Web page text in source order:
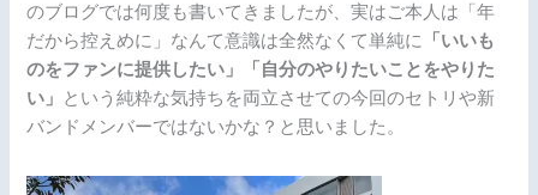
のブログでは何度も書いてきましたが、実はご本人は「年
だから控えめに」なんて意識は全然なくて単純に 「いいも
のをファンに提供したい」「自分のやりたいことをやりた
い」 という純粋な気持ちを両立させての今回のセトリや新
バンドメンバーではないかな？と思いました。